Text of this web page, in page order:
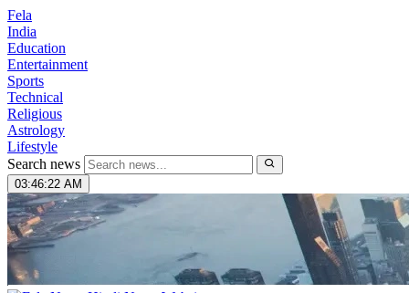
Fela
India
Education
Entertainment
Sports
Technical
Religious
Astrology
Lifestyle
Search news
03:46:23 AM